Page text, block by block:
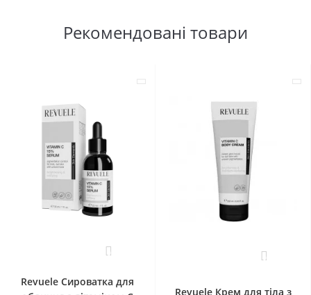
Рекомендовані товари
0
Revuele Сироватка для
0
Revuele Крем для тіла з